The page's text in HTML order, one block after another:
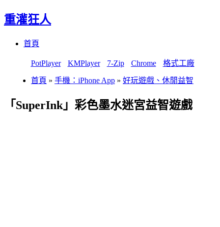
重灌狂人
首頁
PotPlayer KMPlayer 7-Zip Chrome 格式工廠
首頁 » 手機：iPhone App » 好玩遊戲、休閒益智
「SuperInk」彩色墨水迷宮益智遊戲